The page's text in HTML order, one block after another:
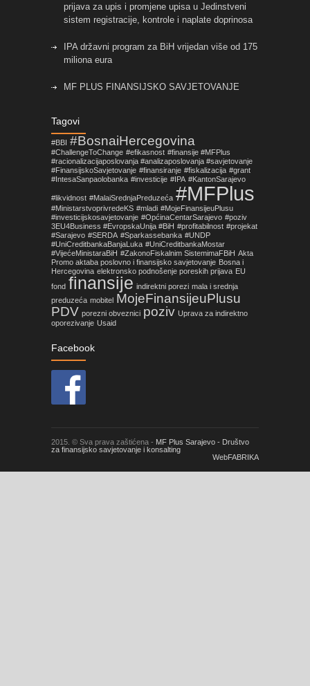
prijava za upis i promjene upisa u Jedinstveni
sistem registracije, kontrole i naplate doprinosa
IPA državni program za BiH vrijedan više od 175
miliona eura
MF PLUS FINANSIJSKO SAVJETOVANJE
primjenu Zakona o fiskalnim sistemima u FBiH!
Nova prilika za mala i srednja preduzeća sa
područja Općine Centar Sarajevo
Tagovi
#BBI #BosnaiHercegovina
#ChallengeToChange #efikasnost #finansije #MFPlus
#racionalizacijaposlovanja #analizaposlovanja #savjetovanje
#FinansijskoSavjetovanje #finansiranje #fiskalizacija #grant
#IntesaSanpaolobanka #investicije #IPA #KantonSarajevo
#likvidnost #MalaiSrednjaPreduzeća #MFPlus
#MinistarstvoprivredeKS #mladi #MojeFinansijeuPlusu
#investicijskosavjetovanje #OpćinaCentarSarajevo #poziv
3EU4Business #EvropskaUnija #BiH #profitabilnost #projekat
#Sarajevo #SERDA #Sparkassebanka #UNDP
#UniCreditbankaBanjaLuka #UniCreditbankaMostar
#VijećeMinistaraBiH #ZakonoFiskalnim SistemimaFBiH Akta
Promo aktaba poslovno i finansijsko savjetovanje Bosna i
Hercegovina elektronsko podnošenje poreskih prijava EU
fond finansije indirektni porezi mala i srednja
preduzeća mobitel MojeFinansijeuPlusu
PDV porezni obveznici poziv Uprava za indirektno
oporezivanje Usaid
Facebook
2015. © Sva prava zaštićena - MF Plus Sarajevo - Društvo
za finansijsko savjetovanje i konsalting
WebFABRIKA